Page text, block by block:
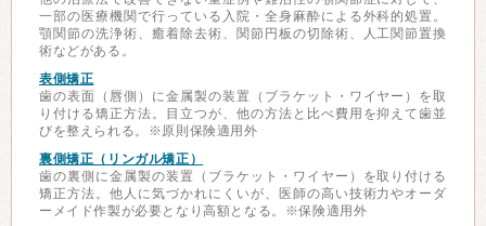
一部の医療機関で行っている入院・全身麻酔による外科的処置。
顎関節の洗浄術、癒着除去術、関節円板の切除術、人工関節置換
術などがある。
表側矯正
歯の表面（唇側）に金属製の装置（ブラケット・ワイヤー）を取
り付ける矯正方法。目立つが、他の方法と比べ費用を抑えて歯並
びを整えられる。※原則保険適用外
裏側矯正（リンガル矯正）
歯の裏側に金属製の装置（ブラケット・ワイヤー）を取り付ける
矯正方法。他人に気づかれにくいが、医師の高い技術力やオーダ
ーメイド作製が必要となり高額となる。※保険適用外